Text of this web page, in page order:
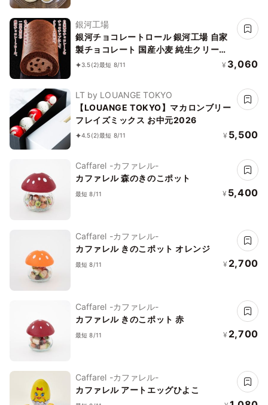
銀河工場
銀河チョコレートロール 銀河工場 自家
製チョコレート 国産小麦 純生クリーム
100%使用 ベーキングパウダー不使用
3.5(2)最短 8/11 ¥ 3,060
LT by LOUANGE TOKYO
【LOUANGE TOKYO】マカロンブリー
フレイズミックス お中元2026
4.5(2)最短 8/11 ¥ 5,500
Caffarel -カファレル-
カファレル 森のきのこポット
最短 8/11 ¥ 5,400
Caffarel -カファレル-
カファレル きのこポット オレンジ
最短 8/11 ¥ 2,700
Caffarel -カファレル-
カファレル きのこポット 赤
最短 8/11 ¥ 2,700
Caffarel -カファレル-
カファレル アートエッグひよこ